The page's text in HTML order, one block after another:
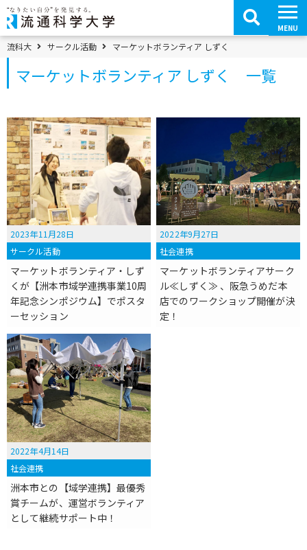
コ
ン
テ
ン
ツ
へ
移
MENU
パンくずメニュー
流科大 サークル活動 マーケットボランティア しずく
マーケットボランティア しずく 一覧
2023年11月28日
サークル活動
マーケットボランティア・しず
くが【洲本市域学連携事業10周
年記念シンポジウム】でポスタ
ーセッション
2022年9月27日
社会連携
マーケットボランティアサーク
ル≪しずく≫ 、阪急うめだ本
店でのワークショップ開催が決
定！
2022年4月14日
社会連携
洲本市との【域学連携】最優秀
賞チームが、運営ボランティア
として継続サポート中！